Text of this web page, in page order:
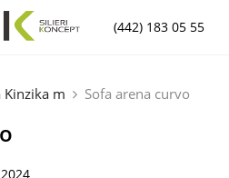
(442) 183 05 55
Kinzika m Sofa arena curvo